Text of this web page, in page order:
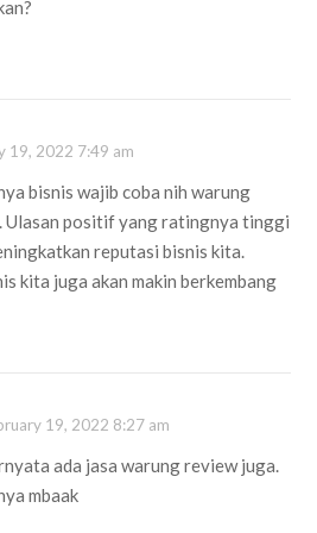
19, 2022 7:49 am
bisnis wajib coba nih warung
Ulasan positif yang ratingnya tinggi
reputasi bisnis kita.
kita juga akan makin berkembang
19, 2022 8:27 am
ada jasa warung review juga.
mbaak